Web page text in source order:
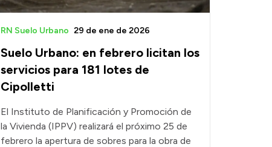
Suelo Urbano: en febrero licitan los
servicios para 181 lotes de
Cipolletti
RN Suelo Urbano 29 de ene de 2026
El Instituto de Planificación y Promoción de
la Vivienda (IPPV) realizará el próximo 25 de
febrero la apertura de sobres para la obra de